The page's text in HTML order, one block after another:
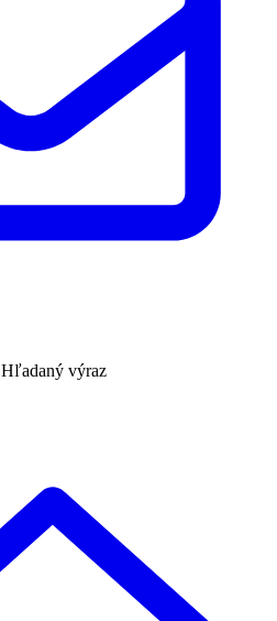
Hľadaný výraz